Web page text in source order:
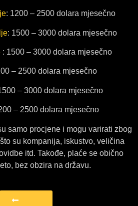
: 1200 – 2500 dolara mjesečno
: 1500 – 3000 dolara mjesečno
: 1500 – 3000 dolara mjesečno
– 2500 dolara mjesečno
– 3000 dolara mjesečno
– 2500 dolara mjesečno
samo procjene i mogu varirati zbog
su kompanija, iskustvo, veličina
itd. Takođe, plaće se obično
bez obzira na državu.